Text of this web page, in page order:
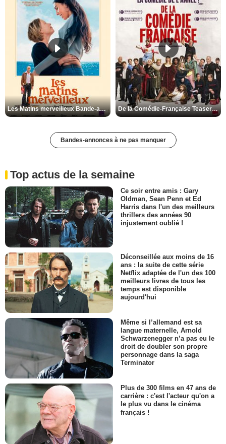
Les Matins merveilleux Bande-annonce VF De la Comédie-Française Teaser VF
Bandes-annonces à ne pas manquer
Top actus de la semaine
Ce soir entre amis : Gary
Oldman, Sean Penn et Ed
Harris dans l'un des meilleurs
thrillers des années 90
injustement oublié !
Déconseillée aux moins de 16
ans : la suite de cette série
Netflix adaptée de l'un des 100
meilleurs livres de tous les
temps est disponible
aujourd'hui
Même si l’allemand est sa
langue maternelle, Arnold
Schwarzenegger n’a pas eu le
droit de doubler son propre
personnage dans la saga
Terminator
Plus de 300 films en 47 ans de
carrière : c'est l'acteur qu'on a
le plus vu dans le cinéma
français !